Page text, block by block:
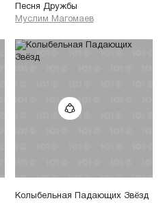
Песня Дружбы
Муслим Магомаев
Колыбельная Падающих Звёзд